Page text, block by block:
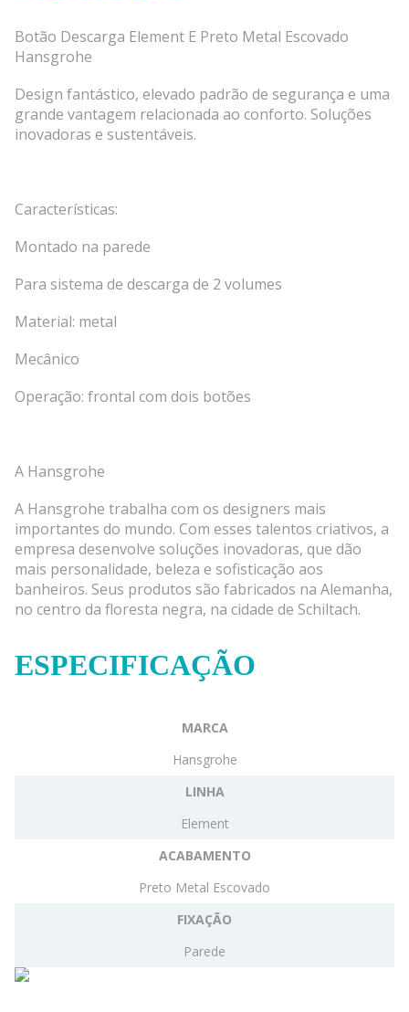
Botão Descarga Element E Preto Metal Escovado
Hansgrohe
Design fantástico, elevado padrão de segurança e uma
grande vantagem relacionada ao conforto. Soluções
inovadoras e sustentáveis.
Características:
Montado na parede
Para sistema de descarga de 2 volumes
Material: metal
Mecânico
Operação: frontal com dois botões
A Hansgrohe
A Hansgrohe trabalha com os designers mais
importantes do mundo. Com esses talentos criativos, a
empresa desenvolve soluções inovadoras, que dão
mais personalidade, beleza e sofisticação aos
banheiros. Seus produtos são fabricados na Alemanha,
no centro da floresta negra, na cidade de Schiltach.
ESPECIFICAÇÃO
MARCA
Hansgrohe
LINHA
Element
ACABAMENTO
Preto Metal Escovado
FIXAÇÃO
Parede